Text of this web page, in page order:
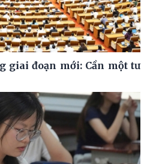
giai đoạn mới: Cần một tư